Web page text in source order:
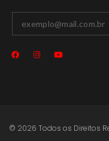
© 2026 Todos os Direitos